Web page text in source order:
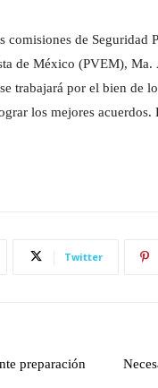
comisiones de
de México (PVEM),
trabajará por el bien de
los mejores
Twitter
preparación